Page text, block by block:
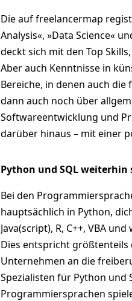
Die auf freelancermap
Analysis«, »Data Science«
deckt sich mit den Top
Aber auch Kenntnisse in
Bereiche, in denen auch
dann auch noch über
Softwareentwicklung und
darüber hinaus – mit einer
Python und SQL
Bei den
hauptsächlich in Python,
Java(script), R, C++, VBA
Dies entspricht
Unternehmen an die
Spezialisten für Python und
Programmiersprachen